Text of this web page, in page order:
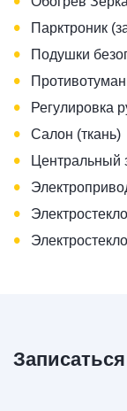
• Парктроник
• Подушки
•
• Регулировка
• Салон (ткань)
• Центральный
•
•
•